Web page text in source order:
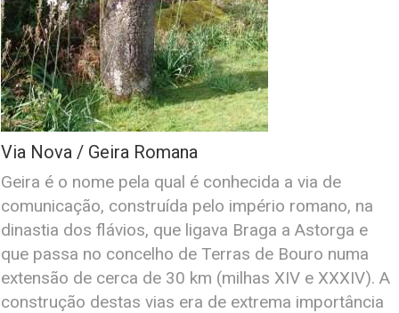
Via Nova / Geira Romana
Geira é o nome pela qual é conhecida a via de
comunicação, construída pelo império romano, na
dinastia dos flávios, que ligava Braga a Astorga e
que passa no concelho de Terras de Bouro numa
extensão de cerca de 30 km (milhas XIV e XXXIV). A
construção destas vias era de extrema importância